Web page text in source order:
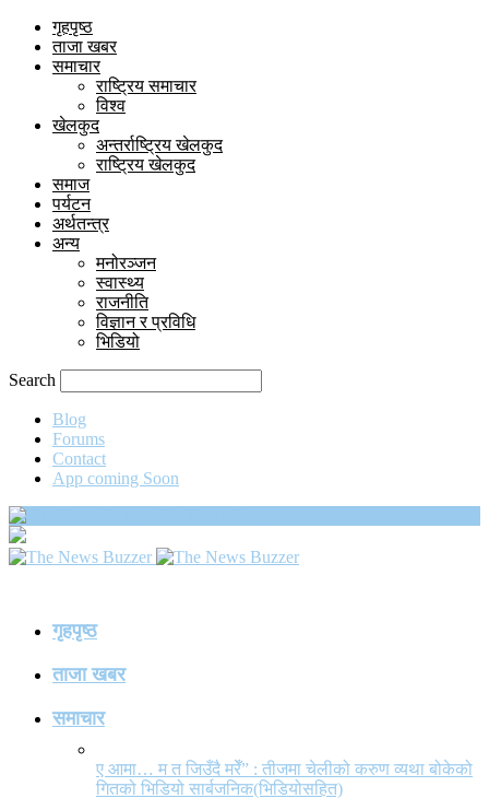
गृहपृष्ठ
ताजा खबर
समाचार
राष्ट्रिय समाचार
विश्व
खेलकुद
अन्तर्राष्ट्रिय खेलकुद
राष्ट्रिय खेलकुद
समाज
पर्यटन
अर्थतन्त्र
अन्य
मनोरञ्जन
स्वास्थ्य
राजनीति
विज्ञान र प्रविधि
भिडियो
Search
Blog
Forums
Contact
App coming Soon
गृहपृष्ठ
ताजा खबर
समाचार
ए आमा… म त जिउँदै मरेँ” : तीजमा चेलीको करुण व्यथा बोकेको
गितको भिडियो सार्बजनिक(भिडियोसहित)